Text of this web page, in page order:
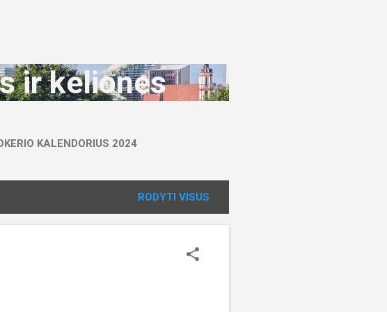
ir keliones
KALENDORIUS 2024
RODYTI VISUS